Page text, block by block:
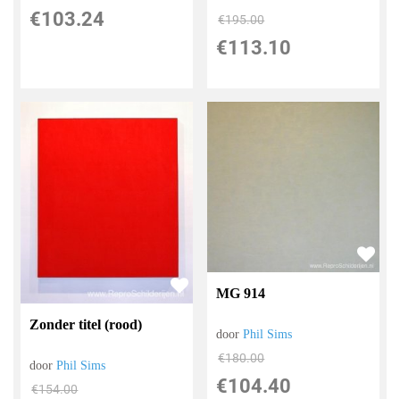
€103.24 €195.00
€113.10
Zonder titel (rood)
doorPhil Sims
€154.00
MG 914
doorPhil Sims
€180.00
€104.40